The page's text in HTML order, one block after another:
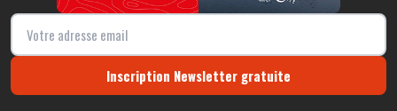
Inscription Newsletter gratuite